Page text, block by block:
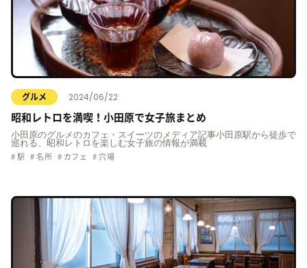
グルメ 2024/06/22
昭和レトロを満喫！小田原で女子旅まとめ
小田原のグルメのカフェ・スイーツのメディア記事小田原駅から徒歩で
巡れる、昭和レトロを楽しむ女子旅の情報が満載
駅 名所 カフェ 穴場